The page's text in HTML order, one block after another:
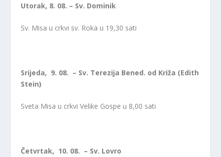
Utorak, 8. 08. – Sv. Dominik
Sv. Misa u crkvi sv. Roka u 19,30 sati
Srijeda, 9. 08. – Sv. Terezija Bened. od Križa (Edith
Stein)
Sveta Misa u crkvi Velike Gospe u 8,00 sati
Četvrtak, 10. 08. – Sv. Lovro